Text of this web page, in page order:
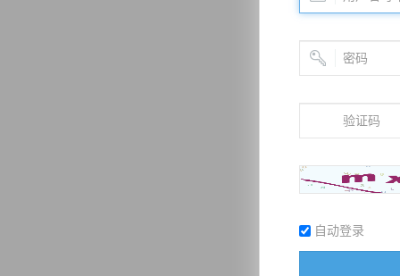
自动登录